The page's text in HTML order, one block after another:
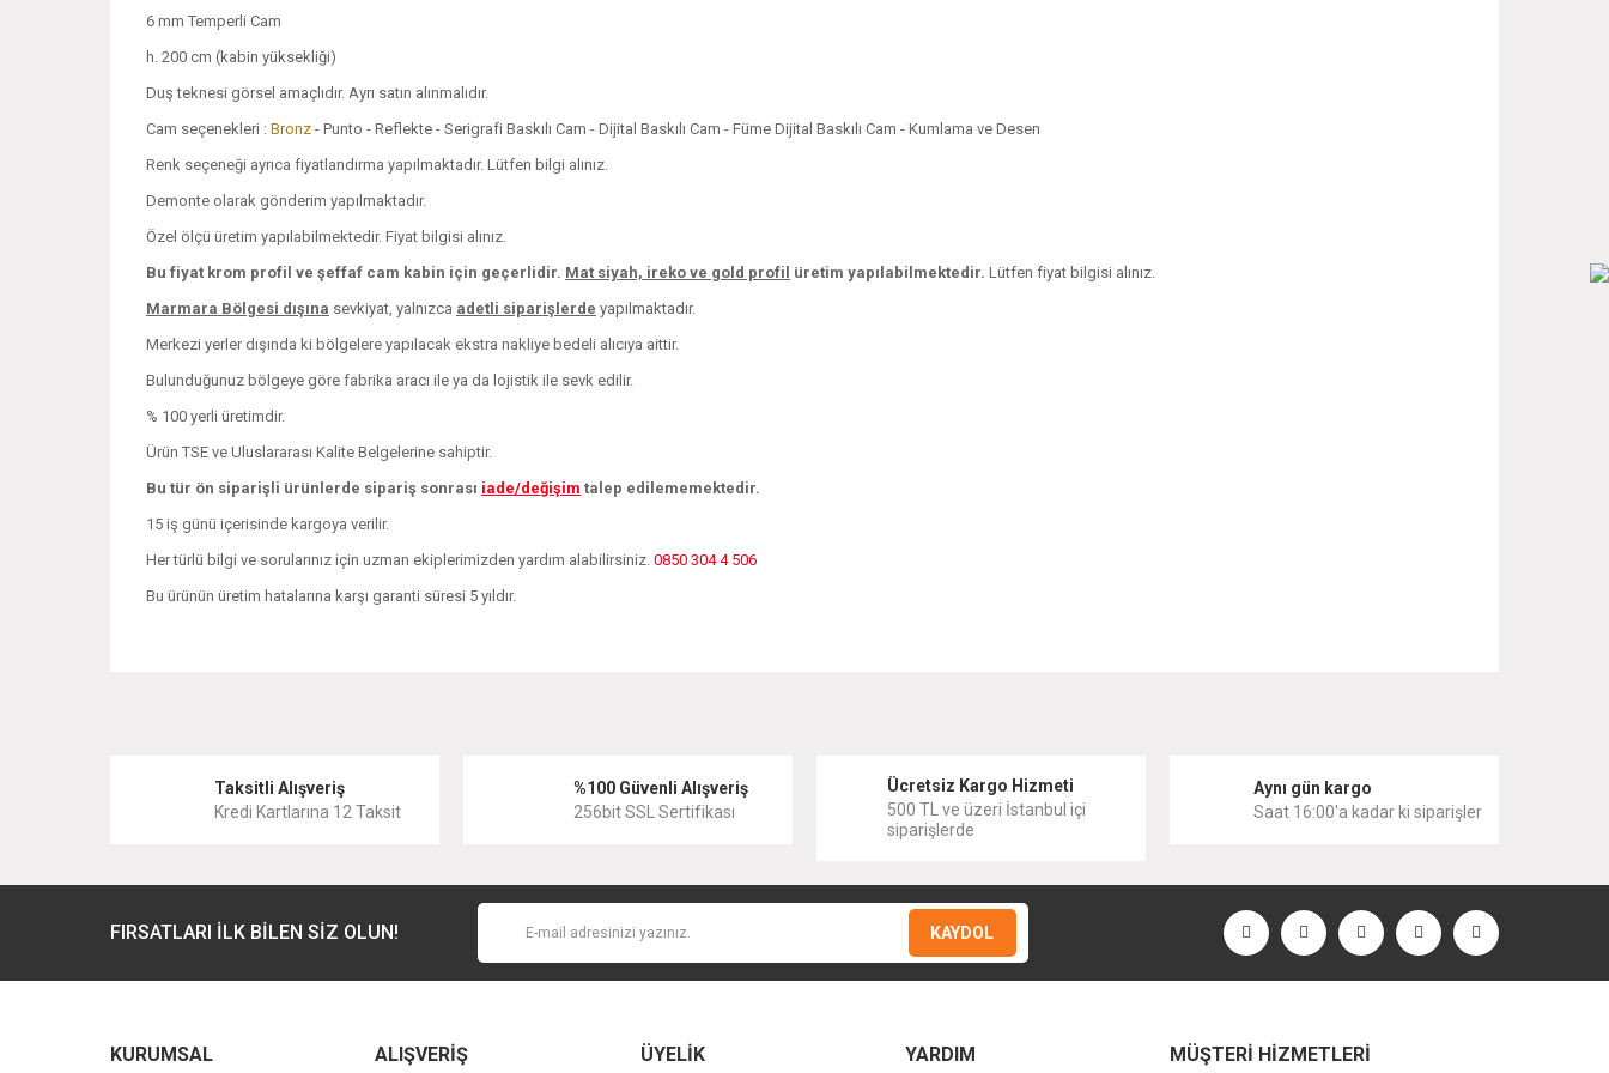
6 mm Temperli Cam
h. 200 cm (kabin yüksekliği)
Duş teknesi görsel amaçlıdır. Ayrı satın alınmalıdır.
Cam seçenekleri : Bronz - Punto - Reflekte - Serigrafi Baskılı Cam - Dijital Baskılı Cam - Füme Dijital Baskılı Cam - Kumlama ve Desen
Renk seçeneği ayrıca fiyatlandırma yapılmaktadır. Lütfen bilgi alınız.
Demonte olarak gönderim yapılmaktadır.
Özel ölçü üretim yapılabilmektedir. Fiyat bilgisi alınız.
Bu fiyat krom profil ve şeffaf cam kabin için geçerlidir. Mat siyah, ireko ve gold profil üretim yapılabilmektedir. Lütfen fiyat bilgisi alınız.
Marmara Bölgesi dışına sevkiyat, yalnızca adetli siparişlerde yapılmaktadır.
Merkezi yerler dışında ki bölgelere yapılacak ekstra nakliye bedeli alıcıya aittir.
Bulunduğunuz bölgeye göre fabrika aracı ile ya da lojistik ile sevk edilir.
% 100 yerli üretimdir.
Ürün TSE ve Uluslararası Kalite Belgelerine sahiptir.
Bu tür ön siparişli ürünlerde sipariş sonrası iade/değişim talep edilememektedir.
15 iş günü içerisinde kargoya verilir.
Her türlü bilgi ve sorularınız için uzman ekiplerimizden yardım alabilirsiniz. 0850 304 4 506
Bu ürünün üretim hatalarına karşı garanti süresi 5 yıldır.
Ürün resmi kalitesiz, bozuk veya görüntülenemiyor.
Ürün fiyatı diğer sitelerden daha pahalı.
Taksitli Alışveriş
Kredi Kartlarına 12 Taksit
%100 Güvenli Alışveriş
256bit SSL Sertifikası
Ücretsiz Kargo Hizmeti
500 TL ve üzeri İstanbul içi
siparişlerde
Aynı gün kargo
Saat 16:00'a kadar ki siparişler
FIRSATLARI İLK BİLEN SİZ OLUN! KAYDOL
KURUMSAL ALIŞVERİŞ ÜYELİK YARDIM MÜŞTERİ HİZMETLERİ